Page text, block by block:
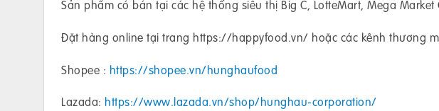
Sản phẩm có bán tại các hệ thống siêu thị Big C, LotteMart, Mega
Đặt hàng online tại trang https://happyfood.vn/ hoặc các kênh thương
Shopee : https://shopee.vn/hunghaufood
Lazada: https://www.lazada.vn/shop/hunghau-corporation/